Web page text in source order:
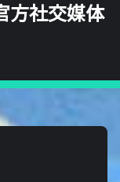
方社交媒体